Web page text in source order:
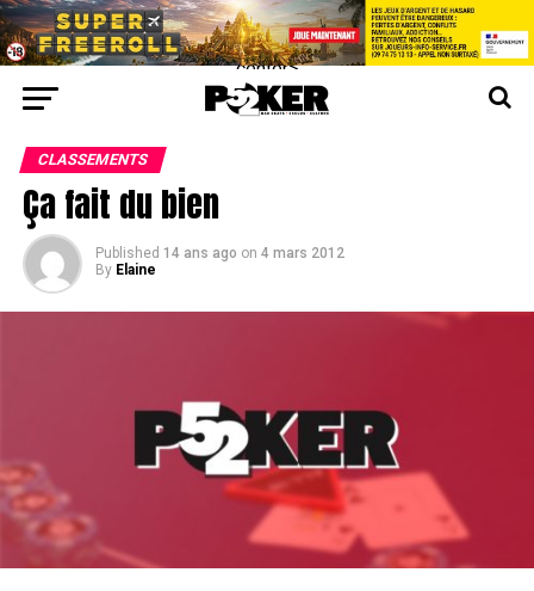
center>
CLASSEMENTS
Ça fait du bien
Published 14 ans ago on 4 mars 2012
By Elaine